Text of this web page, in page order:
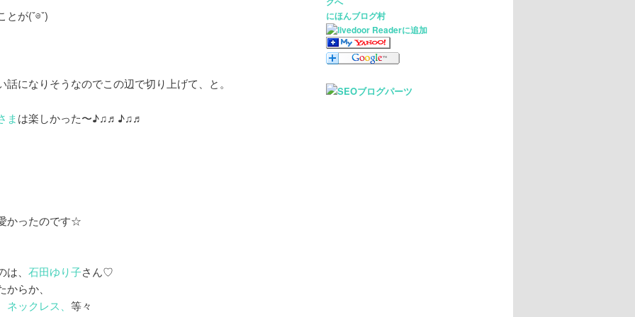
が(ˇ⊖ˇ)
になりそうなのでこの辺で切り上げて、と。
まは楽しかった〜♪♫♬♪♫♬
かったのです☆
、 石田ゆり子さん♡
らか、
ックレス、 等々
にほんブログ村